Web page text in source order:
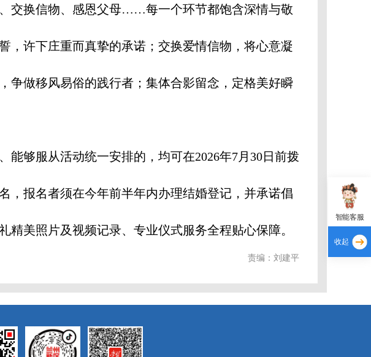
交换信物、感恩父母……每一个环节都饱含深情与敬
，许下庄重而真挚的承诺；交换爱情信物，将心意凝
争做移风易俗的践行者；集体合影留念，定格美好瞬
够服从活动统一安排的，均可在2026年7月30日前拨
，报名者须在今年前半年内办理结婚登记，并承诺倡
美照片及视频记录、专业仪式服务全程贴心保障。
责编：刘建平
智能客服
收起